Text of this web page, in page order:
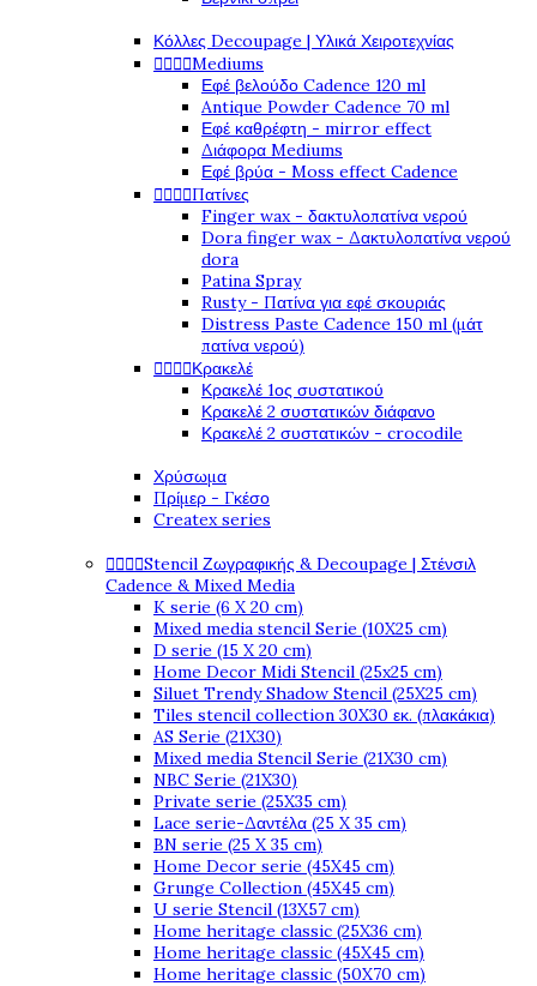
Κόλλες Decoupage | Υλικά Χειροτεχνίας
Mediums
Εφέ βελούδο Cadence 120 ml
Antique Powder Cadence 70 ml
Εφέ καθρέφτη - mirror effect
Διάφορα Mediums
Εφέ βρύα - Moss effect Cadence
Πατίνες
Finger wax - δακτυλοπατίνα νερού
Dora finger wax - Δακτυλοπατίνα νερού
dora
Patina Spray
Rusty - Πατίνα για εφέ σκουριάς
Distress Paste Cadence 150 ml (μάτ
πατίνα νερού)
Κρακελέ
Κρακελέ 1ος συστατικού
Κρακελέ 2 συστατικών διάφανο
Κρακελέ 2 συστατικών - crocodile
Χρύσωμα
Πρίμερ - Γκέσο
Createx series
Stencil Ζωγραφικής & Decoupage | Στένσιλ
Cadence & Mixed Media
K serie (6 X 20 cm)
Mixed media stencil Serie (10X25 cm)
D serie (15 X 20 cm)
Home Decor Midi Stencil (25x25 cm)
Siluet Trendy Shadow Stencil (25X25 cm)
Tiles stencil collection 30X30 εκ. (πλακάκια)
AS Serie (21X30)
Mixed media Stencil Serie (21X30 cm)
NBC Serie (21X30)
Private serie (25X35 cm)
Lace serie-Δαντέλα (25 X 35 cm)
BN serie (25 X 35 cm)
Home Decor serie (45X45 cm)
Grunge Collection (45X45 cm)
U serie Stencil (13X57 cm)
Home heritage classic (25X36 cm)
Home heritage classic (45X45 cm)
Home heritage classic (50X70 cm)